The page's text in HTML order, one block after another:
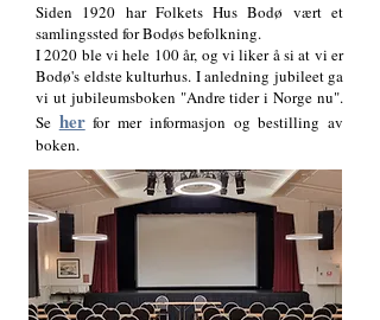
Siden 1920 har Folkets Hus Bodø vært et
samlingssted for Bodøs befolkning.
I 2020 ble vi hele 100 år, og vi liker å si at vi er
Bodø's eldste kulturhus. I anledning jubileet ga
vi ut jubileumsboken "Andre tider i Norge nu".
Se herfor mer informasjon og bestilling av
boken.